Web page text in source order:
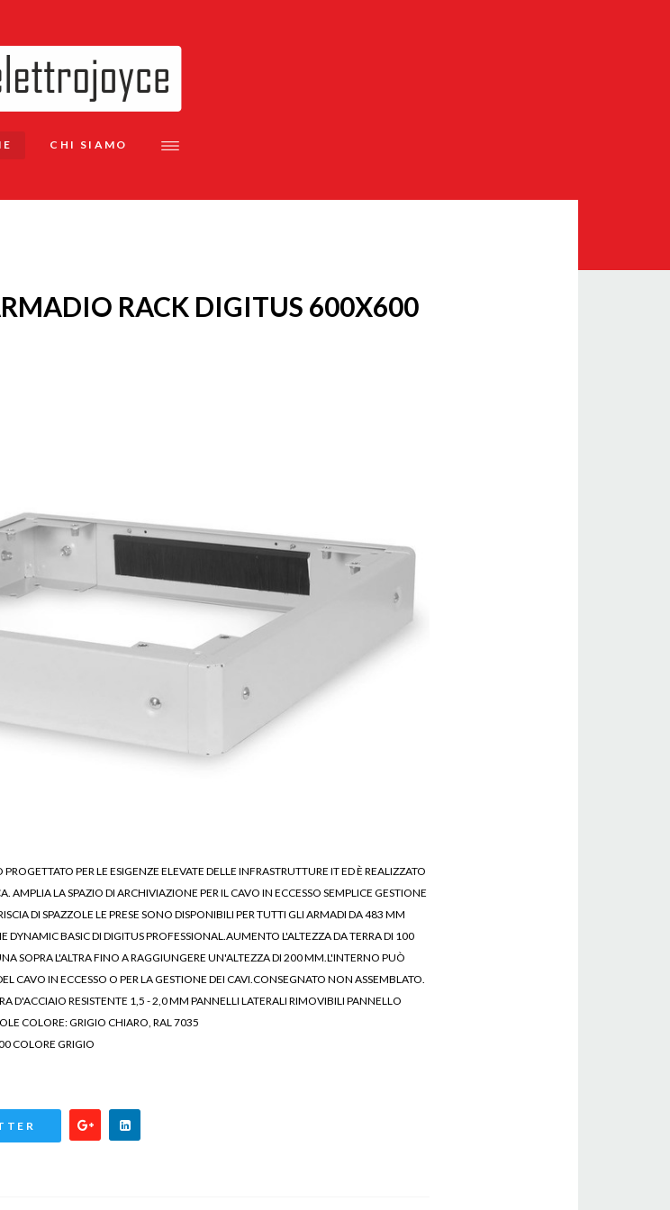
CHI SIAMO
RACK DIGITUS 600X600
PER LE ESIGENZE ELEVATE DELLE INFRASTRUTTURE IT ED È REALIZZATO
AMPLIA LA SPAZIO DI ARCHIVIAZIONE PER IL CAVO IN ECCESSO SEMPLICE GESTIONE
DI SPAZZOLE LE PRESE SONO DISPONIBILI PER TUTTI GLI ARMADI DA 483 MM
DYNAMIC BASIC DI DIGITUS PROFESSIONAL.AUMENTO L'ALTEZZA DA TERRA DI 100
SOPRA L'ALTRA FINO A RAGGIUNGERE UN'ALTEZZA DI 200 MM.L'INTERNO PUÒ
CAVO IN ECCESSO O PER LA GESTIONE DEI CAVI.CONSEGNATO NON ASSEMBLATO.
D'ACCIAIO RESISTENTE 1,5 - 2,0 MM PANNELLI LATERALI RIMOVIBILI PANNELLO
COLORE: GRIGIO CHIARO, RAL 7035
COLORE GRIGIO